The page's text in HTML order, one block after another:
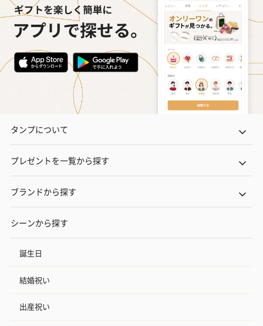
タンプについて
プレゼントを一覧から探す
ブランドから探す
シーンから探す
誕生日
結婚祝い
出産祝い